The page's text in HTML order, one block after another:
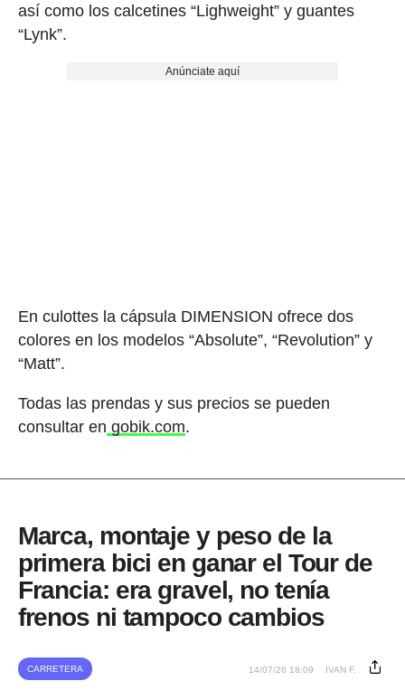
así como los calcetines “Lighweight” y guantes
“Lynk”.
Anúnciate aquí
En culottes la cápsula DIMENSION ofrece dos
colores en los modelos “Absolute”, “Revolution” y
“Matt”.
Todas las prendas y sus precios se pueden
consultar en gobik.com.
Marca, montaje y peso de la
primera bici en ganar el Tour de
Francia: era gravel, no tenía
frenos ni tampoco cambios
CARRETERA 14/07/26 18:09 IVAN F.